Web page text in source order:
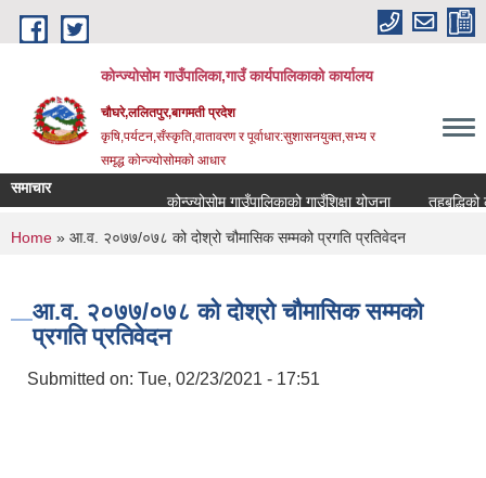
Skip to main content
कोन्ज्योसोम गाउँपालिका,गाउँ कार्यपालिकाको कार्यालय
चौघरे,ललितपुर,बागमती प्रदेश
कृषि,पर्यटन,सँस्कृति,वातावरण र पूर्वाधार:सुशासनयुक्त,सभ्य र
समृद्ध कोन्ज्योसोमको आधार
समाचार
कोन्ज्योसोम गाउँपालिकाको गाउँशिक्षा योजना
तहबृद्धिको
You are here
Home » आ.व. २०७७/०७८ को दोश्रो चौमासिक सम्मको प्रगति प्रतिवेदन
आ.व. २०७७/०७८ को दोश्रो चौमासिक सम्मको
प्रगति प्रतिवेदन
Submitted on: Tue, 02/23/2021 - 17:51